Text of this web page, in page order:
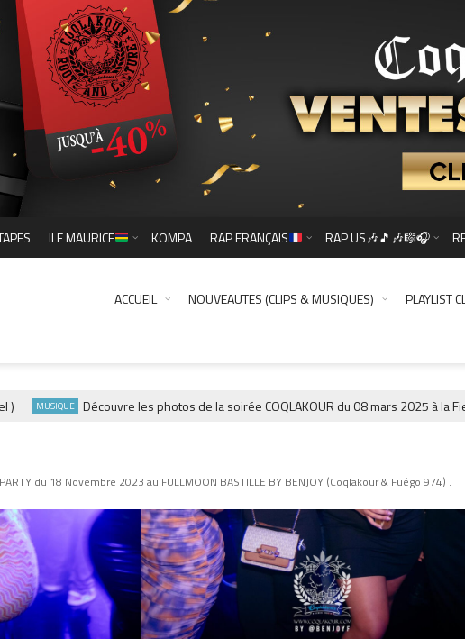
ILE MAURICE KOMPA RAP FRANÇAIS RAP US🎶🎵🎶🎼🎧
ACCUEIL NOUVEAUTES (CLIPS & MUSIQUES) PLAYLIST
Découvre les photos de la soirée COQLAKOUR du 08 mars 2025 à la Fiesta.
du 18 Novembre 2023 au FULLMOON BASTILLE BY BENJOY (Coqlakour & Fuégo 974) .